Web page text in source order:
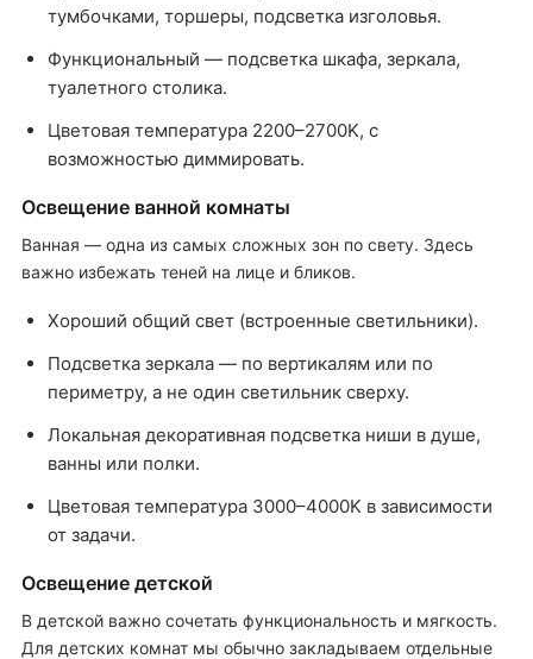
тумбочками, торшеры, подсветка изголовья.
Функциональный — подсветка шкафа, зеркала,
туалетного столика.
Цветовая температура 2200–2700K, с
возможностью диммировать.
Освещение ванной комнаты
Ванная — одна из самых сложных зон по свету. Здесь
важно избежать теней на лице и бликов.
Хороший общий свет (встроенные светильники).
Подсветка зеркала — по вертикалям или по
периметру, а не один светильник сверху.
Локальная декоративная подсветка ниши в душе,
ванны или полки.
Цветовая температура 3000–4000K в зависимости
от задачи.
Освещение детской
В детской важно сочетать функциональность и мягкость.
Для детских комнат мы обычно закладываем отдельные